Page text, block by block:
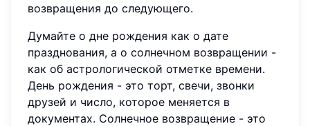
возвращения до следующего.
Думайте о дне рождения как о дате
празднования, а о солнечном возвращении -
как об астрологической отметке времени.
День рождения - это торт, свечи, звонки
друзей и число, которое меняется в
документах. Солнечное возвращение - это